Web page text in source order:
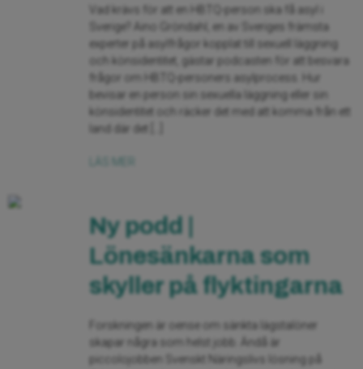
Vad krävs för att en HBTQ-person ska få asyl i
Sverige? Aino Gröndahl, en av Sveriges främsta
experter på asylfrågor kopplat till sexuell läggning
och könsidentitet, gästar podcasten för att besvara
frågor om HBTQ-personers asylprocess. Hur
bevisar en person sin sexuella läggning eller sin
könsidentitet och räcker det med att komma från ett
land där det […]
Ny podd |
Lönesänkarna som
skyller på flyktingarna
Forskningen är oense om sänkta lägstalöner
skapar några som helst jobb. Ändå är
piccolojobben Svenskt Näringslivs lösning på